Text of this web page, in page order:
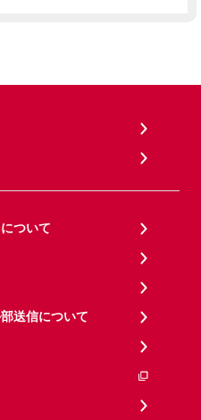
ついて
送信について